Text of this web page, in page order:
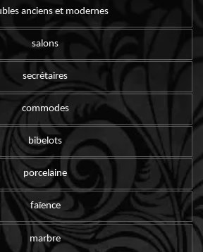
anciens et modernes
salons
secrétaires
commodes
bibelots
porcelaine
faïence
marbre